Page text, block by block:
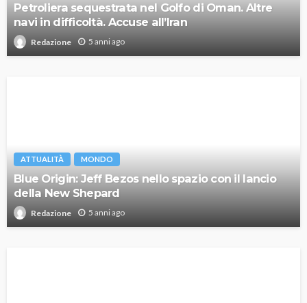
Petroliera sequestrata nel Golfo di Oman. Altre
navi in difficoltà. Accuse all’Iran
Redazione 5 anni ago
ATTUALITÀ MONDO
Blue Origin: Jeff Bezos nello spazio con il lancio
della New Shepard
Redazione 5 anni ago